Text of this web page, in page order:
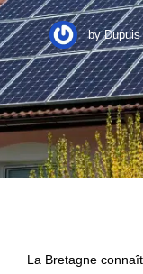
byDupuis
La Bretagne